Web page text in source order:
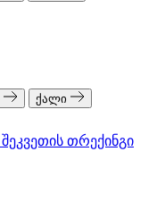
ქალი
შეკვეთის თრექინგი